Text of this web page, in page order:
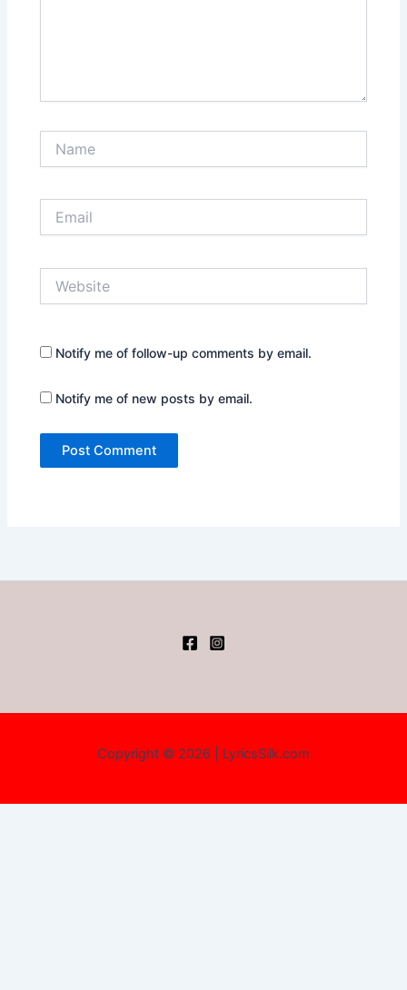
Notify me of follow-up comments by email.
Notify me of new posts by email.
Copyright © 2026 | LyricsSilk.com